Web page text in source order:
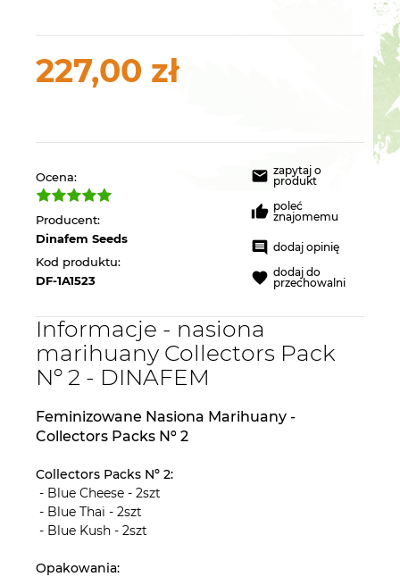
227,00 zł
Ocena:
Producent:
Dinafem Seeds
Kod produktu:
DF-1A1523
zapytaj o
produkt
poleć
znajomemu
dodaj opinię
dodaj do
przechowalni
Informacje - nasiona
marihuany Collectors Pack
Nº 2 - DINAFEM
Feminizowane Nasiona Marihuany -
Collectors Packs Nº 2
Collectors Packs Nº 2:
- Blue Cheese - 2szt
- Blue Thai - 2szt
- Blue Kush - 2szt
Opakowania: